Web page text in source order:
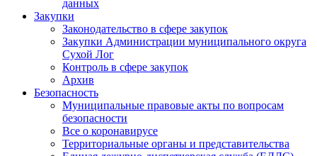
данных
Закупки
Законодательство в сфере закупок
Закупки Администрации муниципального округа
Сухой Лог
Контроль в сфере закупок
Архив
Безопасность
Муниципальные правовые акты по вопросам
безопасности
Все о коронавирусе
Территориальные органы и представительства